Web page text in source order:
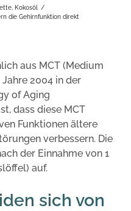
Kokosöl
/
die Gehirnfunktion direkt
aus MCT (Medium
2004 in der
of Aging
dass diese MCT
Funktionen ältere
verbessern. Die
der Einnahme von 1
auf.
sich von